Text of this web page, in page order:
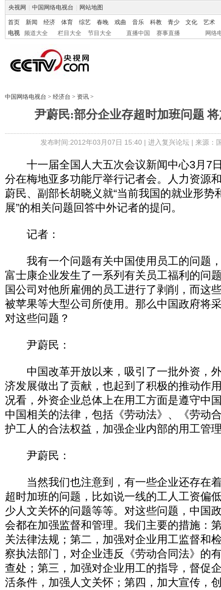
央视网 中国网络电视台 网站地图
首页 新闻 经济 体育 综艺 春晚 戏曲 音乐 科教 青少 文化
艺术
电视
频道大全 栏目大全 节目大全 直播中国 赛事直播 网络
中国网络电视台 > 经济台 > 资讯 >
尹蔚民:部分企业存超时加班问题
发布时间:2012年03月07日 15:40 | 进入复兴论坛| 来源：
十一届全国人大五次会议新闻中心3月7
分在梅地亚多功能厅举行记者会。人力资源
蔚民、副部长胡晓义就“当前我国的就业形势
展”的相关问题回答中外记者的提问。
记者：
我有一个问题有关中国使用员工的问题
富士康企业发生了一系列有关员工福利的问
国公司对他所雇佣的员工进行了剥削，而这
被苹果等大型公司所使用。那么中国政府将
对这些问题？
尹蔚民：
中国改革开放以来，吸引了一批外资，
济发展做出了贡献，也起到了积极的推动作
况看，外资企业总体上在用工方面是遵守中
中国相关的法律，包括《劳动法》、《劳动
护工人的合法权益，加强企业内部的用工管
尹蔚民：
当然我们也注意到，有一些企业还存在
超时加班的问题，比如说一线的工人工资偏
少人文关怀的问题等等。对这些问题，中国
会都在加强监督和管理。我们主要的措施：
关法律法规；第二，加强对企业用工监督和
察执法部门，对企业违反《劳动合同法》的
查处；第三，加强对企业用工的指导，督促
活条件，加强人文关怀；第四，加大宣传，